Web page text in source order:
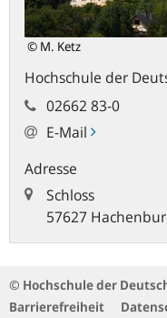
© M. Ketz
Hochschule der
02662 83-0
E-Mail
Adresse
Schloss
57627
© Hochschule der
Barrierefreiheit